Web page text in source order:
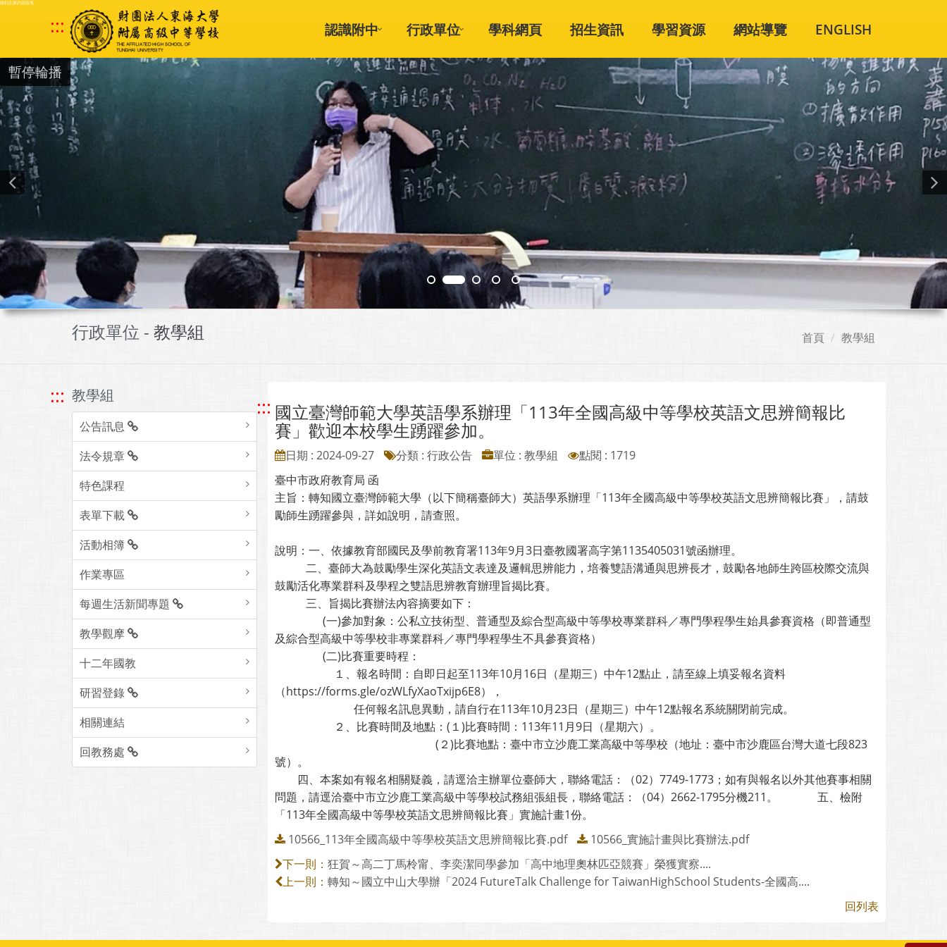
跳到主要內容區塊
::: 認識附中 行政單位 學科網頁 招生資訊 學習資源 網站導覽 ENGLISH
暫停輪播
行政單位 - 教學組 首頁 教學組
::: 教學組
公告訊息
法令規章
特色課程
表單下載
活動相簿
作業專區
每週生活新聞專題
教學觀摩
十二年國教
研習登錄
相關連結
回教務處
::: 國立臺灣師範大學英語學系辦理「113年全國高級中等學校英語文思辨簡報比
賽」歡迎本校學生踴躍參加。
日期 : 2024-09-27 分類 : 行政公告 單位 : 教學組
點閱 : 1719
臺中市政府教育局 函
主旨：轉知國立臺灣師範大學（以下簡稱臺師大）英語學系辦理「113年全國高級中等學校英語文思辨簡報比賽」，請鼓
勵師生踴躍參與，詳如說明，請查照。
說明：一、依據教育部國民及學前教育署113年9月3日臺教國署高字第1135405031號函辦理。
二、臺師大為鼓勵學生深化英語文表達及邏輯思辨能力，培養雙語溝通與思辨長才，鼓勵各地師生跨區校際交流與
鼓勵活化專業群科及學程之雙語思辨教育辦理旨揭比賽。
三、旨揭比賽辦法內容摘要如下：
(一)參加對象：公私立技術型、普通型及綜合型高級中等學校專業群科／專門學程學生始具參賽資格（即普通型
及綜合型高級中等學校非專業群科／專門學程學生不具參賽資格）
(二)比賽重要時程：
１、報名時間：自即日起至113年10月16日（星期三）中午12點止，請至線上填妥報名資料
（https://forms.gle/ozWLfyXaoTxijp6E8），
任何報名訊息異動，請自行在113年10月23日（星期三）中午12點報名系統關閉前完成。
２、比賽時間及地點：(１)比賽時間：113年11月9日（星期六）。
(２)比賽地點：臺中市立沙鹿工業高級中等學校（地址：臺中市沙鹿區台灣大道七段823
號）。
四、本案如有報名相關疑義，請逕洽主辦單位臺師大，聯絡電話：（02）7749-1773；如有與報名以外其他賽事相關
問題，請逕洽臺中市立沙鹿工業高級中等學校試務組張組長，聯絡電話：（04）2662-1795分機211。 五、檢附
「113年全國高級中等學校英語文思辨簡報比賽」實施計畫1份。
10566_113年全國高級中等學校英語文思辨簡報比賽.pdf
10566_實施計畫與比賽辦法.pdf
下一則： 狂賀～高二丁馬柃甯、李奕潔同學參加「高中地理奧林匹亞競賽」榮獲實察....
上一則： 轉知～國立中山大學辦「2024 FutureTalk Challenge for TaiwanHighSchool Students-全國高....
回列表